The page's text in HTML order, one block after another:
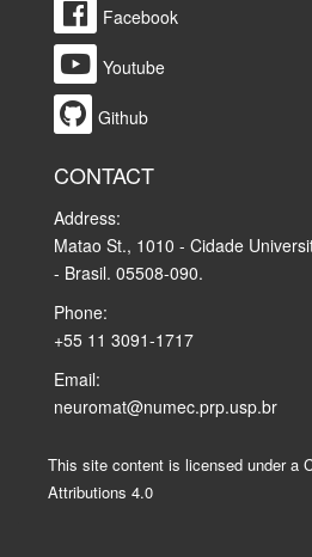
Facebook
Youtube
Github
CONTACT
Address:
Matao St., 1010 - Cidade
- Brasil. 05508-090.
Phone:
+55 11 3091-1717
Email:
neuromat@numec.prp.usp.br
This site content is licensed under a
Attributions 4.0